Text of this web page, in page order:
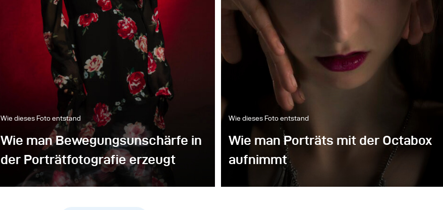
Wie dieses Foto entstand
Wie man Bewegungsunschärfe in
der Porträtfotografie erzeugt
Wie dieses Foto entstand
Wie man Porträts mit der Octabox
aufnimmt